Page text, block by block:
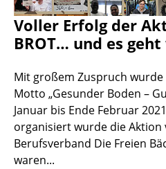
Voller Erfolg der
BROT… und es
Mit großem Zuspruch
Motto „Gesunder Boden –
Januar bis Ende Februar
organisiert wurde die
Berufsverband Die Freien
waren...